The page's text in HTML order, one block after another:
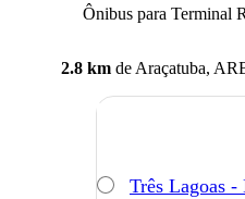
Ônibus para Terminal
2.8 km de Araçatuba,
Três Lagoas -